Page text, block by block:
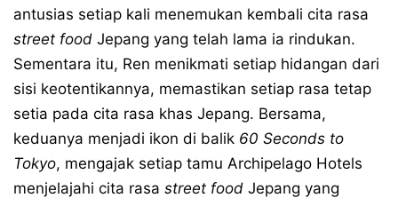
antusias setiap kali menemukan kembali cita rasa
street food Jepang yang telah lama ia rindukan.
Sementara itu, Ren menikmati setiap hidangan dari
sisi keotentikannya, memastikan setiap rasa tetap
setia pada cita rasa khas Jepang. Bersama,
keduanya menjadi ikon di balik 60 Seconds to
Tokyo, mengajak setiap tamu Archipelago Hotels
menjelajahi cita rasa street food Jepang yang